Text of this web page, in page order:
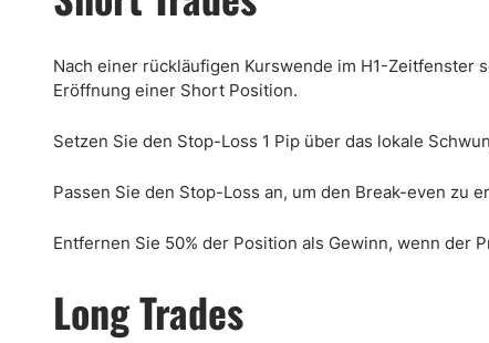
Nach einer rückläufigen Kurswende im H1-Zeitfenster
Eröffnung einer Short Position.
Setzen Sie den Stop-Loss 1 Pip über das lokale
Passen Sie den Stop-Loss an, um den Break-even zu
Entfernen Sie 50% der Position als Gewinn, wenn der
Long Trades